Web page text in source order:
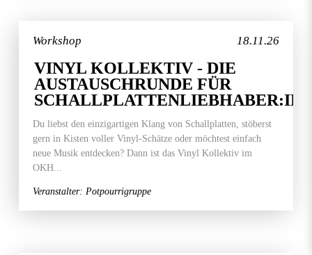
18.11.26
Workshop
VINYL KOLLEKTIV - DIE
AUSTAUSCHRUNDE FÜR
Du liebst den einzigartigen Klang von Schallplatten, stöberst
gern in Kisten voller Vinyl-Schätze oder möchtest einfach
neue Musik entdecken? Dann ist das Vinyl Kollektiv im
OKH...
Veranstalter: Potpourrigruppe